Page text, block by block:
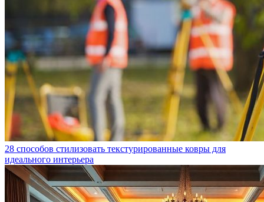
28 способов стилизовать текстурированные ковры для
идеального интерьера